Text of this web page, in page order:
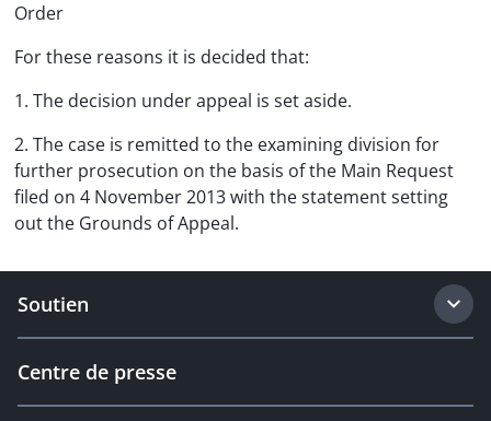
Order
For these reasons it is decided that:
1. The decision under appeal is set aside.
2. The case is remitted to the examining division for
further prosecution on the basis of the Main Request
filed on 4 November 2013 with the statement setting
out the Grounds of Appeal.
Soutien
Centre de presse